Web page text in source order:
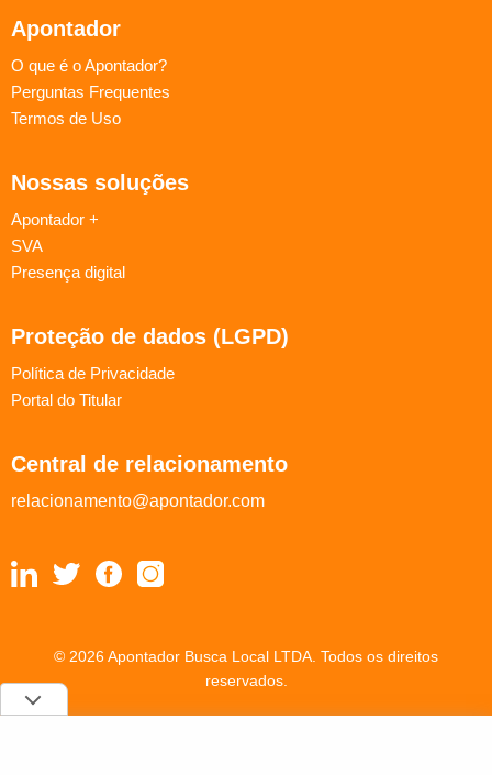
Apontador
O que é o Apontador?
Perguntas Frequentes
Termos de Uso
Nossas soluções
Apontador +
SVA
Presença digital
Proteção de dados (LGPD)
Política de Privacidade
Portal do Titular
Central de relacionamento
relacionamento@apontador.com
© 2026 Apontador Busca Local LTDA. Todos os direitos
reservados.